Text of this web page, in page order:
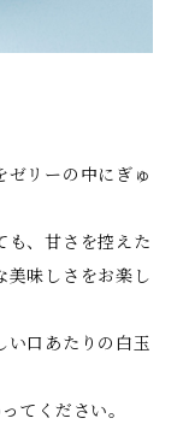
ゼリーの中にぎゅ
も、甘さを控えた
美味しさをお楽し
い口あたりの白玉
てください。